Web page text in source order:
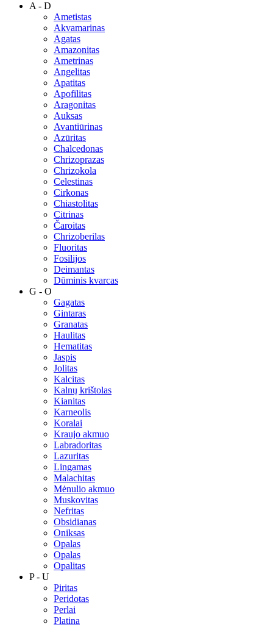
A - D
Ametistas
Akvamarinas
Agatas
Amazonitas
Ametrinas
Angelitas
Apatitas
Apofilitas
Aragonitas
Auksas
Avantiūrinas
Azūritas
Chalcedonas
Chrizoprazas
Chrizokola
Celestinas
Cirkonas
Chiastolitas
Citrinas
Čaroitas
Chrizoberilas
Fluoritas
Fosilijos
Deimantas
Dūminis kvarcas
G - O
Gagatas
Gintaras
Granatas
Haulitas
Hematitas
Jaspis
Jolitas
Kalcitas
Kalnų krištolas
Kianitas
Karneolis
Koralai
Kraujo akmuo
Labradoritas
Lazuritas
Lingamas
Malachitas
Mėnulio akmuo
Muskovitas
Nefritas
Obsidianas
Oniksas
Opalas
Opalas
Opalitas
P - U
Piritas
Peridotas
Perlai
Platina